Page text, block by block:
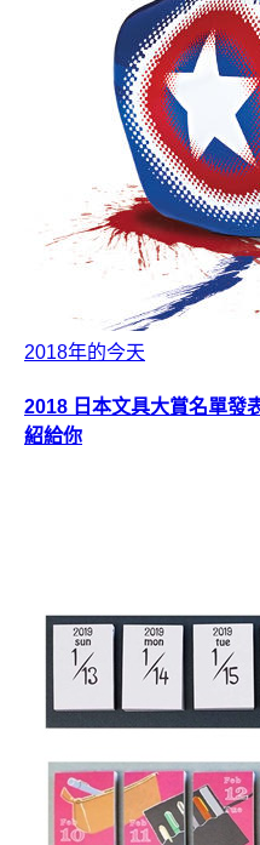
2018年的今天
2018 日本文具大賞名單發
紹給你